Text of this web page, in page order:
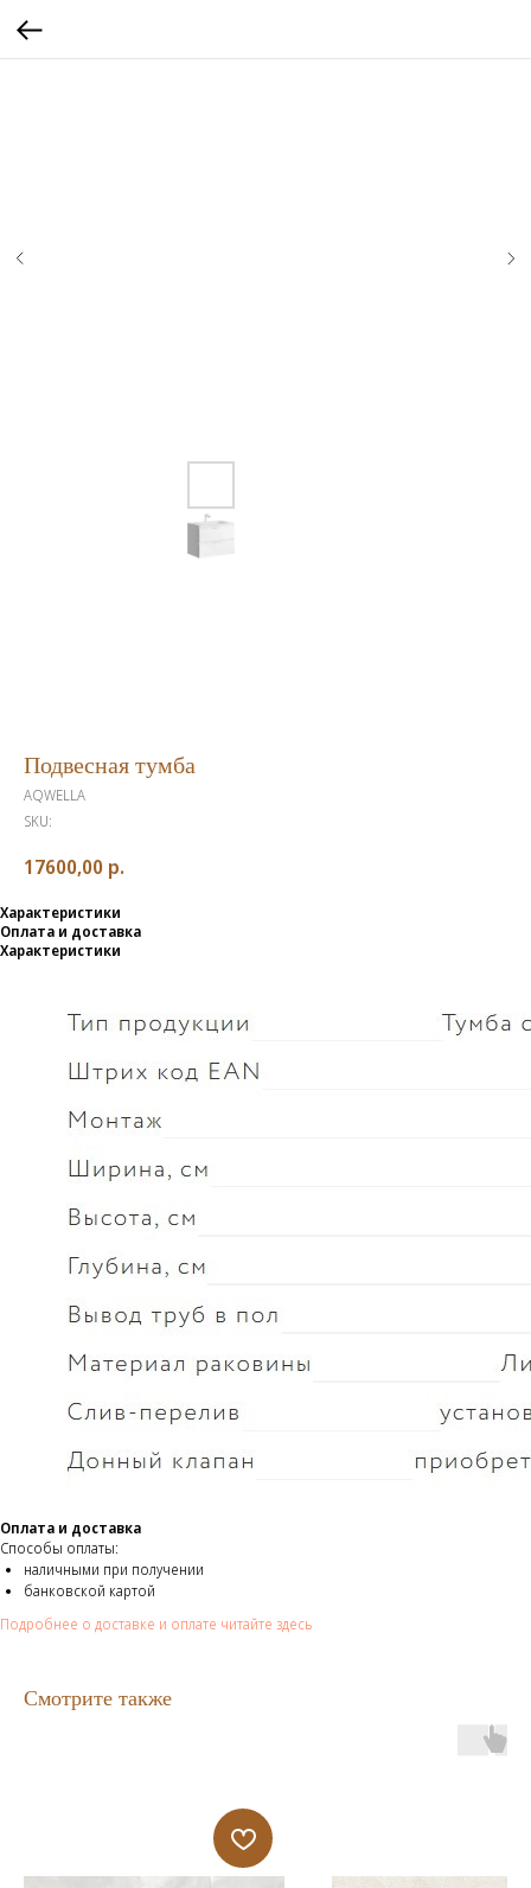
Подвесная тумба
AQWELLA
SKU:
17600,00 р.
Характеристики
Оплата и доставка
Характеристики
Оплата и доставка
Способы оплаты:
наличными при получении
банковской картой
Подробнее о доставке и оплате читайте здесь
Смотрите также